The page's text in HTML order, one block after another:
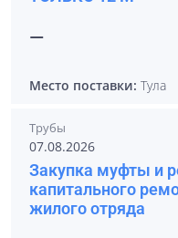
—
Место поставки: Тула
Трубы
07.08.2026
Закупка муфты и
капитального
жилого отряда